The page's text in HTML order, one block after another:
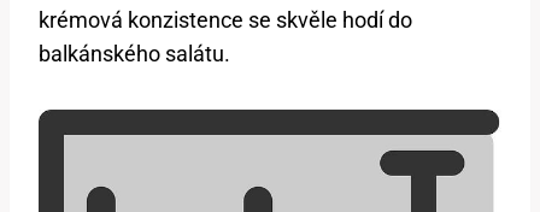
krémová konzistence se skvěle hodí do
balkánského salátu.